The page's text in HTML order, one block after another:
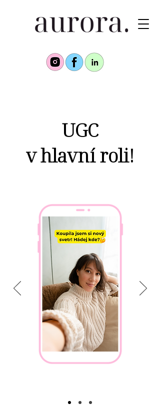
UGC
v hlavní roli!